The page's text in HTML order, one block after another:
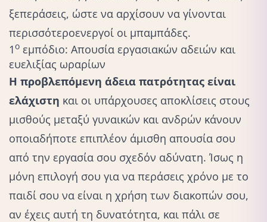
ξεπεράσεις, ώστε να αρχίσουν να γίνονται
περισσότεροενεργοί οι μπαμπάδες.
1ο εμπόδιο: Απουσία εργασιακών αδειών και
ευελιξίας ωραρίων
Η προβλεπόμενη άδεια πατρότητας είναι
ελάχιστη και οι υπάρχουσες αποκλίσεις στους
μισθούς μεταξύ γυναικών και ανδρών κάνουν
οποιαδήποτε επιπλέον άμισθη απουσία σου
από την εργασία σου σχεδόν αδύνατη. Ίσως η
μόνη επιλογή σου για να περάσεις χρόνο με το
παιδί σου να είναι η χρήση των διακοπών σου,
αν έχεις αυτή τη δυνατότητα, και πάλι σε